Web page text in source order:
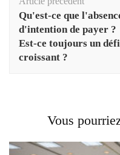
d'article
Qu'est-ce que
d'intention de payer ?
Est-ce toujours un défi
croissant ?
Vous